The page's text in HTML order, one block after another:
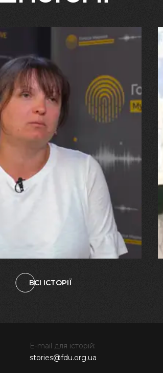
Аміна Харченко
втрати, ми не
тепер я бачу
чоловіка у
ВСІ ІСТОРІЇ
E-mail для історій:
stories@fdu.org.ua